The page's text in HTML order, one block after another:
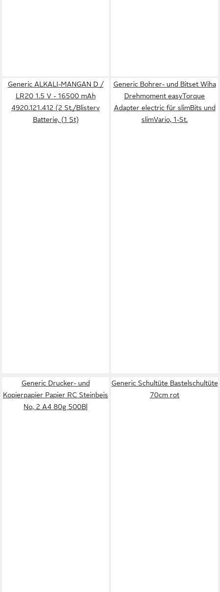
Generic ALKALI-MANGAN D /
LR20 1.5 V - 16500 mAh
4920.121.412 (2 St./Blisterv
Batterie, (1 St)
Generic Bohrer- und Bitset Wiha
Drehmoment easyTorque
Adapter electric für slimBits und
slimVario, 1-St.
Generic Drucker- und
Kopierpapier Papier RC Steinbeis
No, 2 A4 80g 500Bl
Generic Schultüte Bastelschultüte
70cm rot